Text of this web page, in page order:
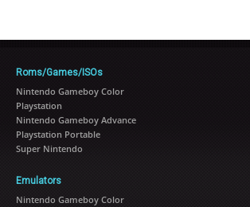
Roms/Games/ISOs
Nintendo Gameboy Color
Playstation
Nintendo Gameboy Advance
Playstation Portable
Super Nintendo
Emulators
Nintendo Gameboy Color